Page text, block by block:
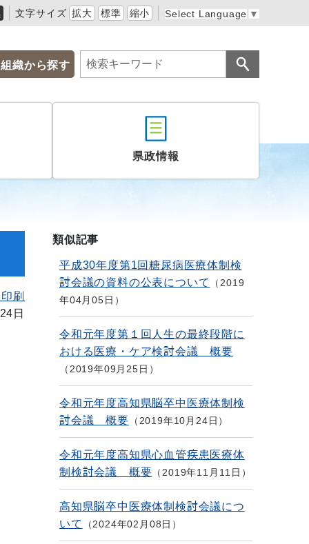
文字サイズ 拡大 標準 縮小 Select Language ▼
組織から探す
県政情報
刷
日
類似記事
平成30年度第1回糖尿病医療体制検
討会議の資料の公表について
2019
年04月05日
令和元年度第１回人生の最終段階に
おける医療・ケア検討会議 概要
2019年09月25日
令和元年度高知県脳卒中医療体制検
討会議 概要
2019年10月24日
令和元年度高知県心血管疾患医療体
制検討会議 概要
2019年11月11日
高知県脳卒中医療体制検討会議につ
いて
2024年02月08日